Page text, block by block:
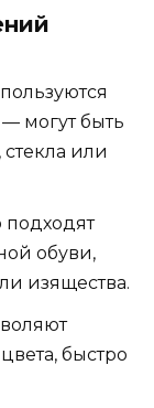
могут быть
или
подходят
обуви,
изящества.
быстро